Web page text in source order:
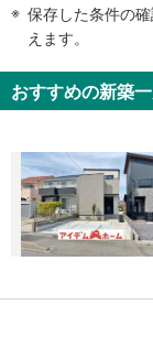
知
を
け
取
る
・
条
保存した条件の
えます。
おすすめの新築